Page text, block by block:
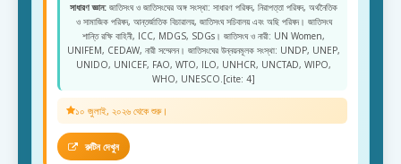
সাধারণ জ্ঞান: জাতিসংঘ ও জাতিসংঘের অঙ্গ সংস্থা: সাধারণ পরিষদ, নিরাপত্তা পরিষদ, অর্থনৈতিক
ও সামাজিক পরিষদ, আন্তর্জাতিক বিচারালয়, জাতিসংঘ সচিবালয় এবং অছি পরিষদ। জাতিসংঘ
শান্তি রক্ষি বাহিনী, ICC, MDGS, SDGs। জাতিসংঘ ও নারী: UN Women,
UNIFEM, CEDAW, নারী সম্মেলন। জাতিসংঘের উন্নয়নমূলক সংস্থা: UNDP, UNEP,
UNIDO, UNICEF, FAO, WTO, ILO, UNHCR, UNCTAD, WIPO,
WHO, UNESCO.[cite: 4]
১০ জুলাই, ২০২৬ থেকে শুরু।
রুটিন দেখুন